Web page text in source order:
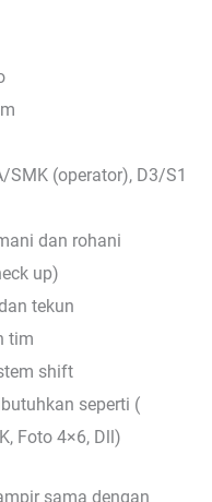
SMK (operator), D3/S1
dan rohani
up)
tekun
tim
shift
seperti (
Foto 4×6, Dll)
sama dengan